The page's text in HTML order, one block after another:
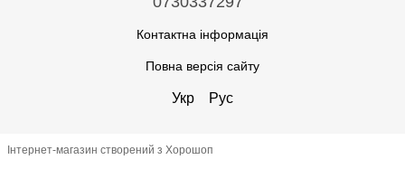
Контактна інформація
Повна версія сайту
Укр Рус
Інтернет-магазин створений з Хорошоп